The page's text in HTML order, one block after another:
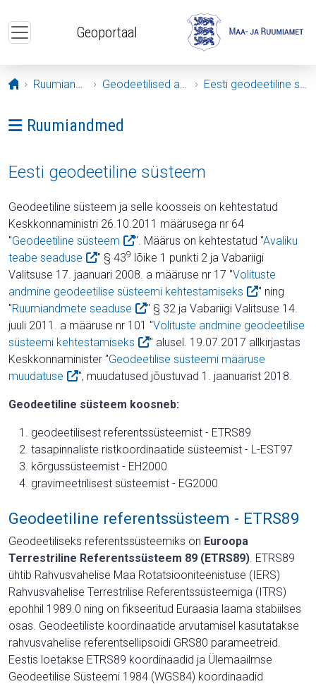
Geoportaal
Avaleht
Ruumiandmed Geodeetilised andmed Eesti geodeetiline süsteem
Ava menüü: Ruumiandmed
Ruumiandmed
Eesti geodeetiline süsteem
Geodeetiline süsteem ja selle koosseis on kehtestatud
Keskkonnaministri 26.10.2011 määrusega nr 64
"Geodeetiline süsteem ". Määrus on kehtestatud "Avaliku
teabe seaduse
" § 439 lõike 1 punkti 2 ja Vabariigi
Valitsuse 17. jaanuari 2008. a määruse nr 17 "Volituste
andmine geodeetilise süsteemi kehtestamiseks
" ning
"Ruumiandmete seaduse
" § 32 ja Vabariigi Valitsuse 14.
juuli 2011. a määruse nr 101 "Volituste andmine geodeetilise
süsteemi kehtestamiseks
" alusel. 19.07.2017 allkirjastas
Keskkonnaminister "Geodeetilise süsteemi määruse
muudatuse
", muudatused jõustuvad 1. jaanuarist 2018.
Geodeetiline süsteem koosneb:
geodeetilisest referentssüsteemist - ETRS89
tasapinnaliste ristkoordinaatide süsteemist - L-EST97
kõrgussüsteemist - EH2000
gravimeetrilisest süsteemist - EG2000
Geodeetiline referentssüsteem - ETRS89
Geodeetiliseks referentssüsteemiks on Euroopa
Terrestriline Referentssüsteem 89 (ETRS89). ETRS89
ühtib Rahvusvahelise Maa Rotatsiooniteenistuse (IERS)
Rahvusvahelise Terrestrilise Referentssüsteemiga (ITRS)
epohhil 1989.0 ning on fikseeritud Euraasia laama stabiilses
osas. Geodeetiliste koordinaatide arvutamisel kasutatakse
rahvusvahelise referentsellipsoidi GRS80 parameetreid.
Eestis loetakse ETRS89 koordinaadid ja Ülemaailmse
Geodeetilise Süsteemi 1984 (WGS84) koordinaadid